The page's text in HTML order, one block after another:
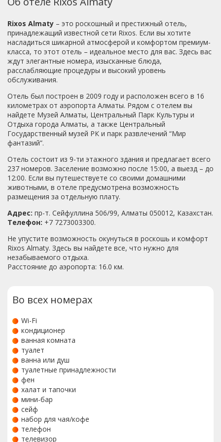
выбирают для бизнес поездок, хотя на завтраке я и
это замечательное место для остановки в Алматы, если
для вас важны комфорт, тишина и уют.
сьюте- для вас приятный релакс на ортопедии, а в
стандарте- мучения и помятые бока.ВЫВОД: Никому не
посоветую номер стандарт в Риксосе. Полный не
адекват размещения за приличные деньги. Исключение
составят те, кому важны понты -сказать, что
останавливался в Риксосе... За такие деньги в АА в
Достыке можно взять двух-комнатный сьют- и получить
чистый и просторный номер. Что и сделаю в следующий
раз.ПИТАНИЕБез претензий,5*СЕРВИСБез
претензий,5*ПИТАНИЕ
Rixos Almaty – это роскошный и престижный отель,
принадлежащий известной сети Rixos. Если вы хотите
насладиться шикарной атмосферой и комфортом премиум-
класса, то этот отель – идеальное место для вас. Здесь вас
ждут элегантные номера, изысканные блюда,
расслабляющие процедуры и высокий уровень
обслуживания.
Отель был построен в 2009 году и расположен всего в 16
километрах от аэропорта Алматы. Рядом с отелем вы
найдете Музей Алматы, Центральный Парк Культуры и
Отдыха города Алматы, а также Центральный
Государственный музей РК и парк развлечений “Мир
фантазий”.
Отель состоит из 9-ти этажного здания и предлагает всего
237 номеров. Заселение возможно после 15:00, а выезд – до
12:00. Если вы путешествуете со своими домашними
животными, в отеле предусмотрена возможность
размещения за отдельную плату.
Адрес: пр-т. Сейфуллина 506/99, Алматы 050012, Казахстан.
Телефон: +7 7273003300.
Не упустите возможность окунуться в роскошь и комфорт
Rixos Almaty. Здесь вы найдете все, что нужно для
незабываемого отдыха.
Расстояние до аэропорта: 16.0 км.
Во всех номерах
Wi-Fi
кондиционер
ванная комната
туалет
ванна или душ
туалетные принадлежности
фен
халат и тапочки
мини-бар
сейф
набор для чая/кофе
телефон
телевизор